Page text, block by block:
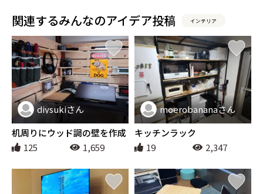
関連するみんなのアイデア投稿 インテリア
インテリア
diysukiさん
机周りにウッド調の壁を作成
125
1,659
インテリア
moerobananaさん
キッチンラック
19
2,347